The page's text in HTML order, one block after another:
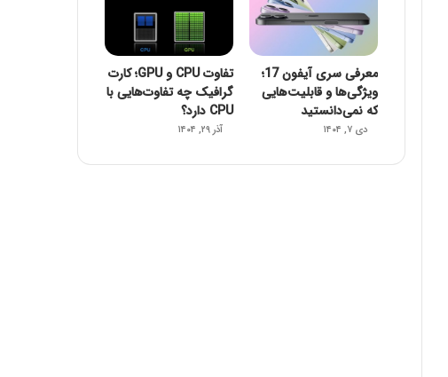
معرفی سری آیفون 17؛
ویژگی‌ها و قابلیت‌هایی
که نمی‌دانستید
دی ۷, ۱۴۰۴
تفاوت CPU و GPU؛ کارت
گرافیک چه تفاوت‌هایی با
CPU دارد؟
آذر ۲۹, ۱۴۰۴